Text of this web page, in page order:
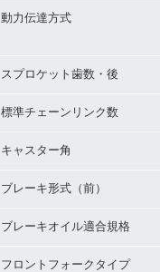
動力伝達方式
スプロケット歯数・後
標準チェーンリンク数
キャスター角
ブレーキ形式（前）
ブレーキオイル適合規格
フロントフォークタイプ